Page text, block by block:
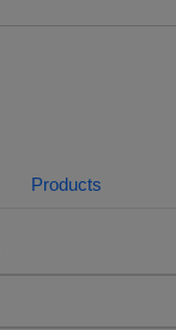
Products